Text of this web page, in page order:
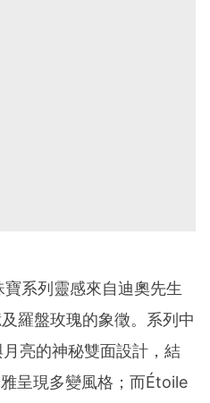
系列靈感來自迪奧先生
羅盤玫瑰的象徵。系列中
亮的神秘雙面設計，結
呈現多變風格；而Étoile